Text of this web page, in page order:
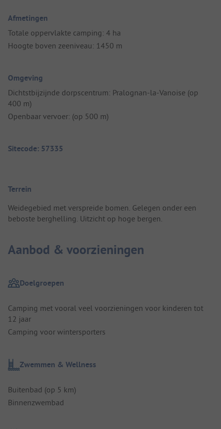
Afmetingen
Totale oppervlakte camping: 4 ha
Hoogte boven zeeniveau: 1450 m
Omgeving
Dichtstbijzijnde dorpscentrum: Pralognan-la-Vanoise (op
400 m)
Openbaar vervoer: (op 500 m)
Sitecode: 57335
Terrein
Weidegebied met verspreide bomen. Gelegen onder een
beboste berghelling. Uitzicht op hoge bergen.
Aanbod & voorzieningen
Doelgroepen
Camping met vooral veel voorzieningen voor kinderen tot
12 jaar
Camping voor wintersporters
Zwemmen & Wellness
Buitenbad (op 5 km)
Binnenzwembad